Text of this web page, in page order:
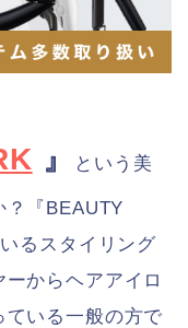
』 という美
『BEAUTY
るスタイリング
からヘアアイロ
ている一般の方で